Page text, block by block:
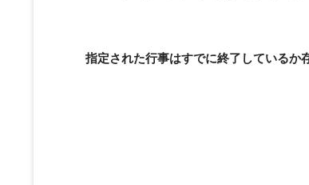
指定された行事はすでに終了しているか